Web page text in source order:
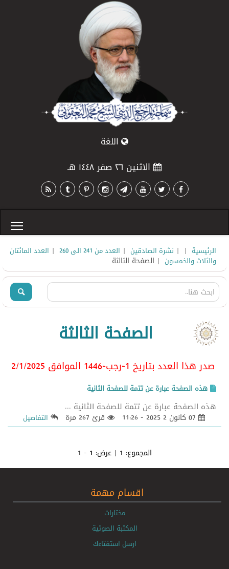
اللغة
الاثنين ٢٦ صفر ١٤٤٨ هـ
الرئيسية |
| نشرة الصادقين | العدد من 241 الى 260 | العدد المائتان
والثلاث والخمسون | الصفحة الثالثة
الصفحة الثالثة
صدر هذا العدد بتاريخ 1-رجب-1446 الموافق 2/1/2025
هذه الصفحة عبارة عن تتمة للصفحة الثانية
هذه الصفحة عبارة عن تتمة للصفحة الثانية ...
قرئ 267 مرة التفاصيل
المجموع: 1 | عرض: 1 - 1
اقسام مهمة
مختارات
المكتبة الصوتية
ارسل استفتاءك